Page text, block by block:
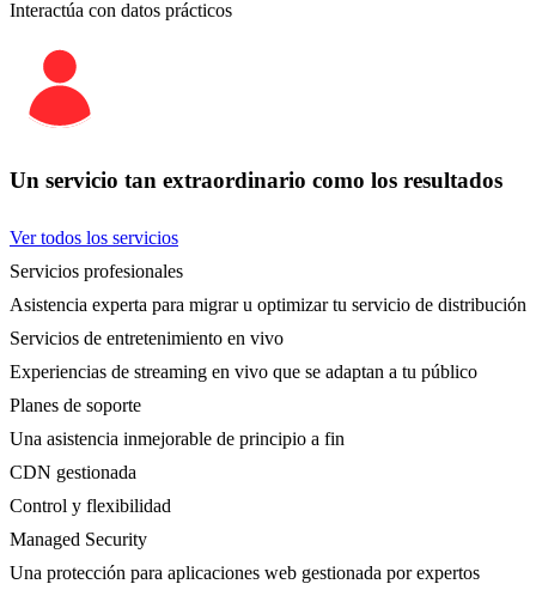
Interactúa con datos prácticos
Un servicio tan extraordinario como los resultados
Ver todos los servicios
Servicios profesionales
Asistencia experta para migrar u optimizar tu servicio de distribución
Servicios de entretenimiento en vivo
Experiencias de streaming en vivo que se adaptan a tu público
Planes de soporte
Una asistencia inmejorable de principio a fin
CDN gestionada
Control y flexibilidad
Managed Security
Una protección para aplicaciones web gestionada por expertos